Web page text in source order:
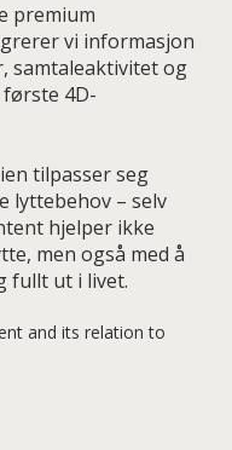
premium
vi informasjon
samtaleaktivitet og
4D-
tilpasser seg
lyttebehov – selv
hjelper ikke
men også med å
fullt ut i livet.
and its relation to